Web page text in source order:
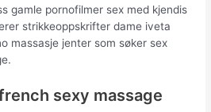
gamle pornofilmer sex med kjendis
strikkeoppskrifter dame iveta
massasje jenter som søker sex
sexy massage